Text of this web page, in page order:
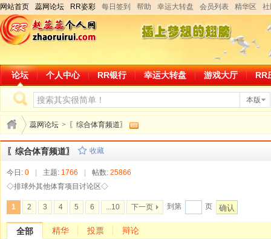
网站首页 蕊网论坛 RR姿彩 每日签到 帮助 幸运大转盘 会员列表 精华区
论坛 个人中心 RR银行 幸运大转盘 游戏大厅 RR
本版
蕊网论坛 > 〖综合体育频道〗
〖综合体育频道〗 收藏
今日: 0 主题: 1766 帖数: 25866
◇排球外其他体育项目讨论区◇
1 2 3 4 5 6 ...10 下一页 到第 页 确认
全部 精华 投票 辩论